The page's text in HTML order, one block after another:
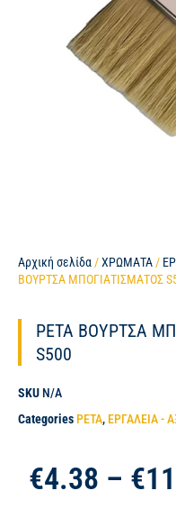
Αρχική σελίδα /ΧΡΩΜΑΤΑ /
ΒΟΥΡΤΣΑ ΜΠΟΓΙΑΤΙΣΜΑΤΟΣ
PETA ΒΟΥΡΤΣΑ
S500
SKU N/A
Categories PETA, ΕΡΓΑΛΕΙΑ -
€4.38 – €